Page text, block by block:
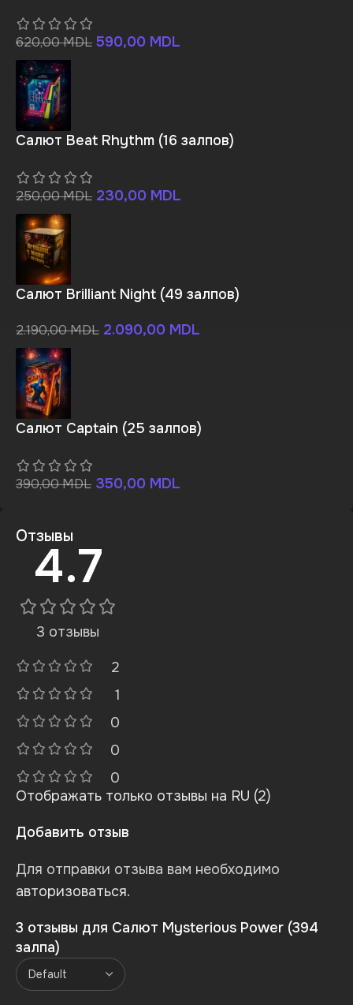
620,00MDL 590,00 MDL
Салют Beat Rhythm (16 залпов)
250,00MDL 230,00 MDL
Салют Brilliant Night (49 залпов)
2.190,00MDL 2.090,00 MDL
Салют Captain (25 залпов)
390,00MDL 350,00 MDL
Отзывы
4.7
3 отзывы
2
1
0
0
0
3 отзывы для Салют Mysterious Power (394
залпа)
Отображать только отзывы на RU (2)
Добавить отзыв
Для отправки отзыва вам необходимо
авторизоваться.